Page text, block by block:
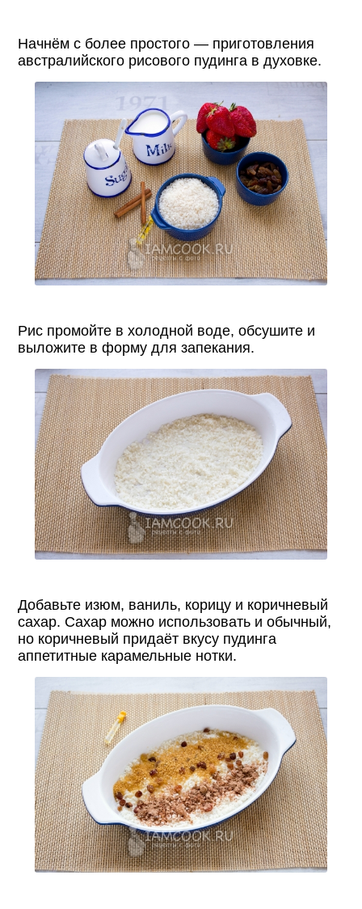
Начнём с более простого — приготовления
австралийского рисового пудинга в духовке.
Рис промойте в холодной воде, обсушите и
выложите в форму для запекания.
Добавьте изюм, ваниль, корицу и коричневый
сахар. Сахар можно использовать и обычный,
но коричневый придаёт вкусу пудинга
аппетитные карамельные нотки.